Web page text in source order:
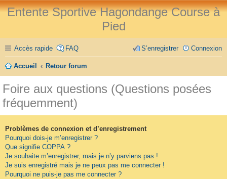
Entente Sportive Hagondange Course à
Pied
Accès rapide FAQ Connexion
S’enregistrer
Accueil Retour forum
Foire aux questions (Questions posées
fréquemment)
Problèmes de connexion et d’enregistrement
Pourquoi dois-je m’enregistrer ?
Que signifie COPPA ?
Je souhaite m’enregistrer, mais je n’y parviens pas !
Je suis enregistré mais je ne peux pas me connecter !
Pourquoi ne puis-je pas me connecter ?